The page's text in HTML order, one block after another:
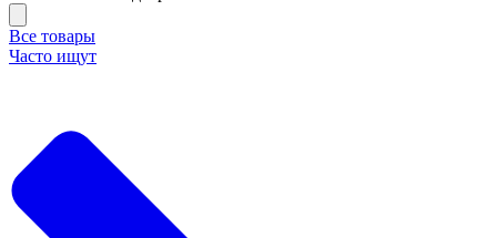
Все товары
Часто ищут